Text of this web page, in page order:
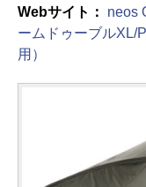
Webサイト： neos
ームドゥーブルXL/
用）